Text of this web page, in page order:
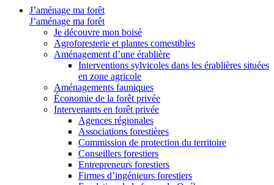
J’aménage ma forêt
J’aménage ma forêt
Je découvre mon boisé
Agroforesterie et plantes comestibles
Aménagement d’une érablière
Interventions sylvicoles dans les érablières situées
en zone agricole
Aménagements fauniques
Économie de la forêt privée
Intervenants en forêt privée
Agences régionales
Associations forestières
Commission de protection du territoire
Conseillers forestiers
Entrepreneurs forestiers
Firmes d’ingénieurs forestiers